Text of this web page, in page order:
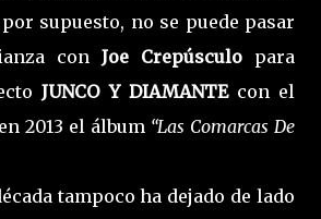
supuesto, no se puede pasar
con Joe Crepúsculo para
JUNCO Y DIAMANTE con el
2013 el álbum “Las Comarcas De
tampoco ha dejado de lado